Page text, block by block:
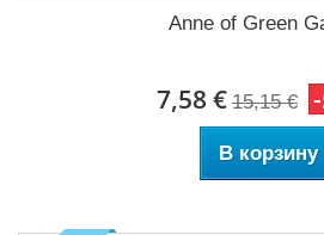
Anne of Green
7,58 € 15,15 €
В корзину